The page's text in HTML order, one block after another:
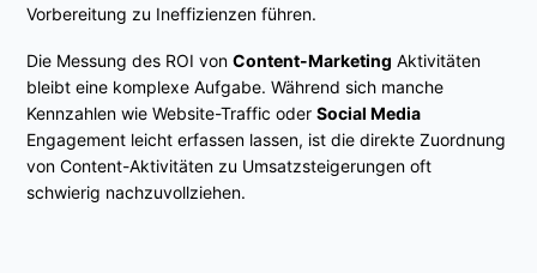
Vorbereitung zu Ineffizienzen führen.
Die Messung des ROI vonContent-Marketing Aktivitäten
bleibt eine komplexe Aufgabe. Während sich manche
Kennzahlen wie Website-Traffic oderSocial Media
Engagement leicht erfassen lassen, ist die direkte Zuordnung
von Content-Aktivitäten zu Umsatzsteigerungen oft
schwierig nachzuvollziehen.